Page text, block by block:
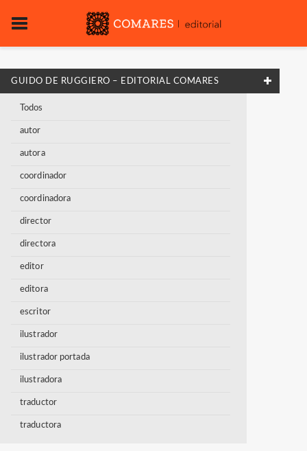
GUIDO DE RUGGIERO – EDITORIAL COMARES
Todos
autor
autora
coordinador
coordinadora
director
directora
editor
editora
escritor
ilustrador
ilustrador portada
ilustradora
traductor
traductora